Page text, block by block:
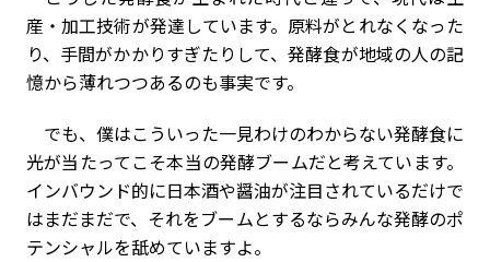
産・加工技術が発達しています。原料がとれなくなった
り、手間がかかりすぎたりして、発酵食が地域の人の記
憶から薄れつつあるのも事実です。
でも、僕はこういった一見わけのわからない発酵食に
光が当たってこそ本当の発酵ブームだと考えています。
インバウンド的に日本酒や醤油が注目されているだけで
はまだまだで、それをブームとするならみんな発酵のポ
テンシャルを舐めていますよ。